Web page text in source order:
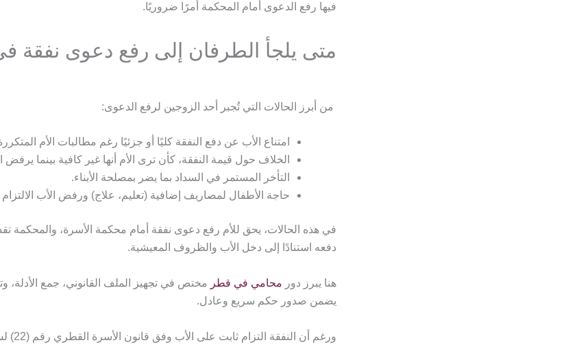
فيها رفع الدعوى أمام المحكمة أمرًا ضروريًا.
متى يلجأ الطرفان إلى رفع دعوى نفقة
من أبرز الحالات التي تُجبر أحد الزوجين لرفع الدعوى:
امتناع الأب عن دفع النفقة كليًا أو جزئيًا رغم مطالبات الأم
الخلاف حول قيمة النفقة، كأن ترى الأم أنها غير كافية بينما يرفض
التأخر المستمر في السداد بما يضر بمصلحة الأبناء.
حاجة الأطفال لمصاريف إضافية (تعليم، علاج) ورفض الأب الالتزام
في هذه الحالات، يحق للأم رفع دعوى نفقة أمام محكمة الأسرة، والمحكمة
دفعه استنادًا إلى دخل الأب والظروف المعيشية.
هنا يبرز دور محامي في قطر مختص في تجهيز الملف القانوني، جمع الأدلة،
يضمن صدور حكم سريع وعادل.